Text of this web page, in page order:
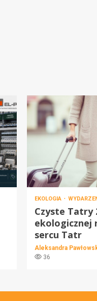
EKOLOGIA
Czyste Tatry
ekologicznej
sercu Tatr
Aleksandra
36